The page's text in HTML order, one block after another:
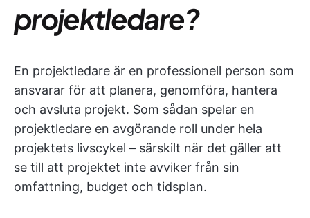
projektledare?
En projektledare är en professionell person som
ansvarar för att planera, genomföra, hantera
och avsluta projekt. Som sådan spelar en
projektledare en avgörande roll under hela
projektets livscykel – särskilt när det gäller att
se till att projektet inte avviker från sin
omfattning, budget och tidsplan.